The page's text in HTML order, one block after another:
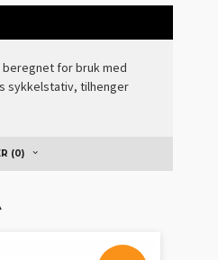
for bruk med
sykkelstativ, tilhenger
(0)